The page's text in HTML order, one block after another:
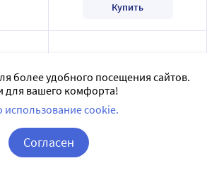
Купить
более удобного посещения сайтов.
для вашего комфорта!
использование cookie.
Согласен